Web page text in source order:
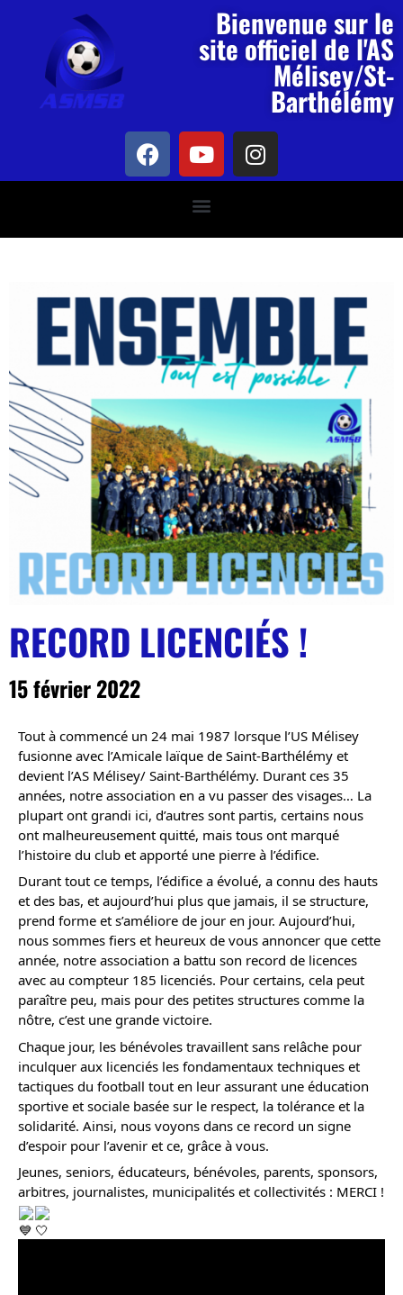
Bienvenue sur le
site officiel de l'AS
Mélisey/St-
Barthélémy
RECORD LICENCIÉS !
15 février 2022
Tout à commencé un 24 mai 1987 lorsque l’US Mélisey
fusionne avec l’Amicale laïque de Saint-Barthélémy et
devient l’AS Mélisey/ Saint-Barthélémy. Durant ces 35
années, notre association en a vu passer des visages… La
plupart ont grandi ici, d’autres sont partis, certains nous
ont malheureusement quitté, mais tous ont marqué
l’histoire du club et apporté une pierre à l’édifice.
Durant tout ce temps, l’édifice a évolué, a connu des hauts
et des bas, et aujourd’hui plus que jamais, il se structure,
prend forme et s’améliore de jour en jour. Aujourd’hui,
nous sommes fiers et heureux de vous annoncer que cette
année, notre association a battu son record de licences
avec au compteur 185 licenciés. Pour certains, cela peut
paraître peu, mais pour des petites structures comme la
nôtre, c’est une grande victoire.
Chaque jour, les bénévoles travaillent sans relâche pour
inculquer aux licenciés les fondamentaux techniques et
tactiques du football tout en leur assurant une éducation
sportive et sociale basée sur le respect, la tolérance et la
solidarité. Ainsi, nous voyons dans ce record un signe
d’espoir pour l’avenir et ce, grâce à vous.
Jeunes, seniors, éducateurs, bénévoles, parents, sponsors,